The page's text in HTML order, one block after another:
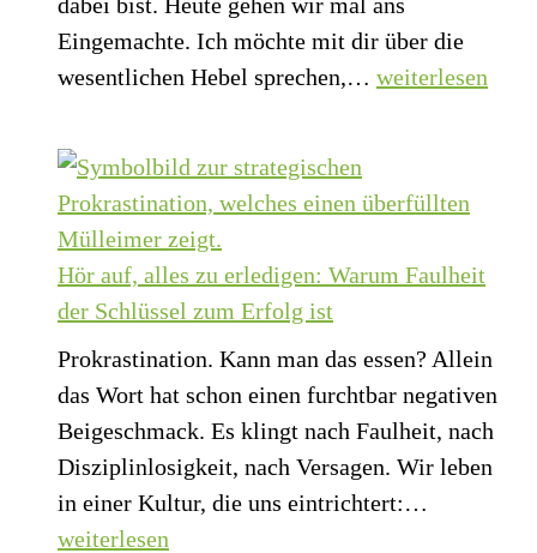
Eingemachte. Ich möchte mit dir über die
wesentlichen Hebel sprechen,… Sparen
Die
echten
für
dein
Konto
weiterlesen
Hör auf, alles zu erledigen: Warum Faulheit
der Schlüssel zum Erfolg ist
Prokrastination. Kann man das essen? Allein
das Wort hat schon einen furchtbar negativen
Beigeschmack. Es klingt nach Faulheit, nach
Disziplinlosigkeit, nach Versagen. Wir leben
in einer Kultur, die uns eintrichtert:…
weiterlesen